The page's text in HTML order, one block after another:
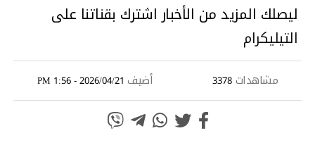
ليصلك المزيد من الأخبار اشترك بقناتنا على
التيليكرام
مشاهدات 3378 أضيف 2026/04/21 - 1:56 PM